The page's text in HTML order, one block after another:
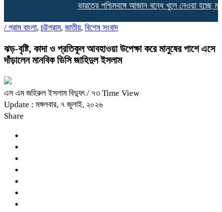
ভারতের পশ্চিমবঙ্গে আজান বন্ধে খুলে নেওয়া হচ্ছে
/ গ্রাম বাংলা, চট্টগ্রাম, জাতীয়, বিশেষ সংবাদ
ঝড়-বৃষ্টি, কাদা ও প্রতিকূল আবহাওয়া উপেক্ষা করে মানুষের পাশে এসে
দাঁড়ালেন মানবিক ডিসি জাহিদুল ইসলাম
এস এম জহিরুল ইসলাম বিদ্যুৎ/ ৭৩ Time View
Update : মঙ্গলবার, ৭ জুলাই, ২০২৬
Share